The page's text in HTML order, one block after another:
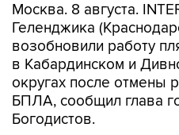
Москва. 8 августа.
Геленджика
возобновили работу
в Кабардинском и
округах после отмены
БПЛА, сообщил глава
Богодистов.